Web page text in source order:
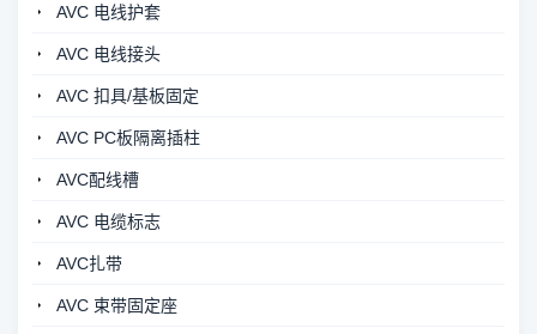
AVC 电线护套
AVC 电线接头
AVC 扣具/基板固定
AVC PC板隔离插柱
AVC配线槽
AVC 电缆标志
AVC扎带
AVC 束带固定座